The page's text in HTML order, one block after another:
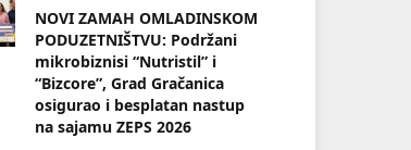
NOVI ZAMAH OMLADINSKOM
PODUZETNIŠTVU: Podržani
mikrobiznisi “Nutristil” i
“Bizcore”, Grad Gračanica
osigurao i besplatan nastup
na sajamu ZEPS 2026